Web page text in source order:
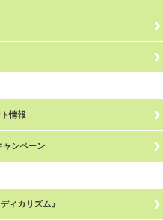
情報
ャンペーン
ィカリズム』